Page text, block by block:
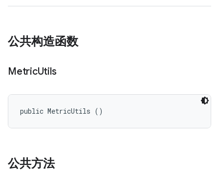
公共构造函数
MetricUtils
public MetricUtils ()
公共方法